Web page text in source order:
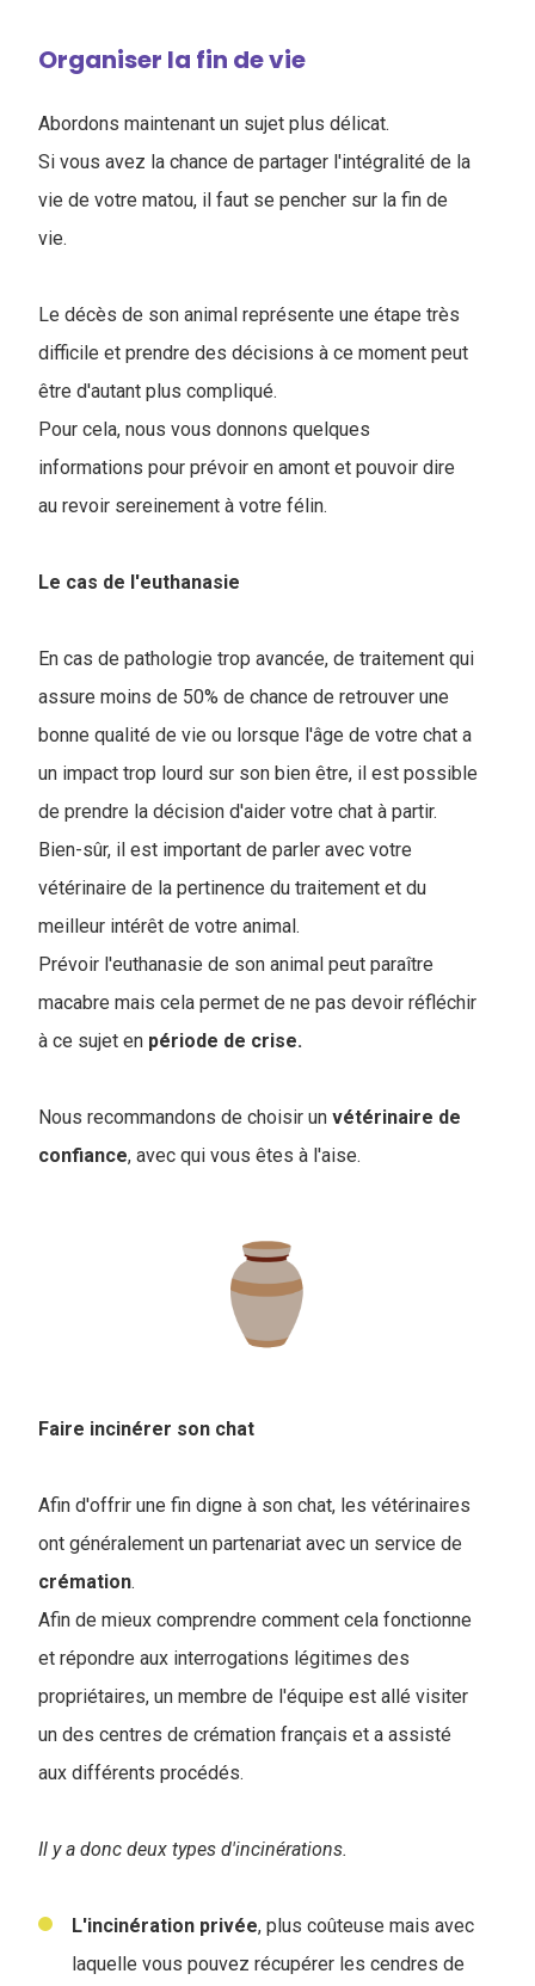
Organiser la fin de vie
Abordons maintenant un sujet plus délicat.
Si vous avez la chance de partager l'intégralité de la
vie de votre matou, il faut se pencher sur la fin de
vie.
Le décès de son animal représente une étape très
difficile et prendre des décisions à ce moment peut
être d'autant plus compliqué.
Pour cela, nous vous donnons quelques
informations pour prévoir en amont et pouvoir dire
au revoir sereinement à votre félin.
Le cas de l'euthanasie
En cas de pathologie trop avancée, de traitement qui
assure moins de 50% de chance de retrouver une
bonne qualité de vie ou lorsque l'âge de votre chat a
un impact trop lourd sur son bien être, il est possible
de prendre la décision d'aider votre chat à partir.
Bien-sûr, il est important de parler avec votre
vétérinaire de la pertinence du traitement et du
meilleur intérêt de votre animal.
Prévoir l'euthanasie de son animal peut paraître
macabre mais cela permet de ne pas devoir réfléchir
à ce sujet en période de crise.
Nous recommandons de choisir un vétérinaire de
confiance, avec qui vous êtes à l'aise.
Faire incinérer son chat
Afin d'offrir une fin digne à son chat, les vétérinaires
ont généralement un partenariat avec un service de
crémation.
Afin de mieux comprendre comment cela fonctionne
et répondre aux interrogations légitimes des
propriétaires, un membre de l'équipe est allé visiter
un des centres de crémation français et a assisté
aux différents procédés.
Il y a donc deux types d'incinérations.
L'incinération privée, plus coûteuse mais avec
laquelle vous pouvez récupérer les cendres de